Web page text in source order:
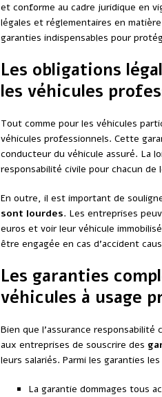
et conforme au cadre juridique en
légales et réglementaires en
garanties indispensables pour
Les obligations
les véhicules
Tout comme pour les véhicules
véhicules professionnels. Cette
conducteur du véhicule assuré. La
responsabilité civile pour chacun
En outre, il est important de
sont lourdes. Les entreprises
euros et voir leur véhicule
être engagée en cas d’accident
Les garanties
véhicules à usage
Bien que l’assurance
aux entreprises de souscrire des
leurs salariés. Parmi les garanties
La garantie dommages tous